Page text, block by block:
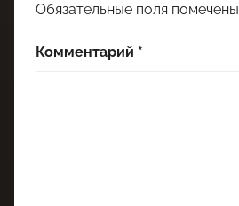
Обязательные поля помечены
Комментарий *